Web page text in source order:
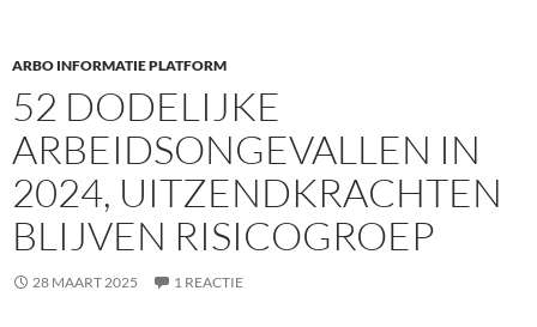
ARBO INFORMATIE PLATFORM
52 DODELIJKE
ARBEIDSONGEVALLEN IN
2024, UITZENDKRACHTEN
BLIJVEN RISICOGROEP
28 MAART 2025 1 REACTIE